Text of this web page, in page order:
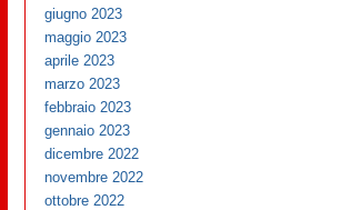
giugno 2023
maggio 2023
aprile 2023
marzo 2023
febbraio 2023
gennaio 2023
dicembre 2022
novembre 2022
ottobre 2022